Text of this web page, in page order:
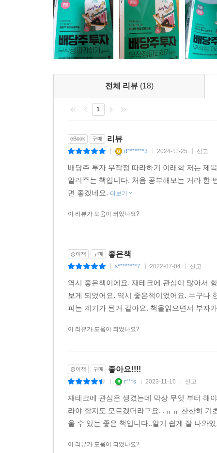
포트폴리오를 짜면 매달 월급처럼 안정적으로 수
전체 리뷰 (18)
1
eBook 구매 리뷰
d*******3 2024-11-25 신고
배당주 투자 무작정 따라하기 이래학 저는 제
알려주는 책입니다. 처음 공부해보는 거라 한
면 좋겠네요. 더보기
이 리뷰가 도움이 되었나요?
종이책 구매 좋은책
s********7 2022-07-04 신고
역시 좋은책이에요. 재테크에 관심이 많아서
보게 되었어요. 역시 좋은책이었어요. 누구나
피는 계기가 된거 같아요. 책을읽으면서 부자
이 리뷰가 도움이 되었나요?
종이책 구매 좋아요!!!!
r***s 2023-11-16 신고
재테크에 관심은 생겼는데 막상 무엇 부터 해
라야 할지도 모르겠더라구요. .ㅠㅠ 찬찬히
울 수 있는 좋은 책입니다..알기 싑게 잘 나와
이 리뷰가 도움이 되었나요?